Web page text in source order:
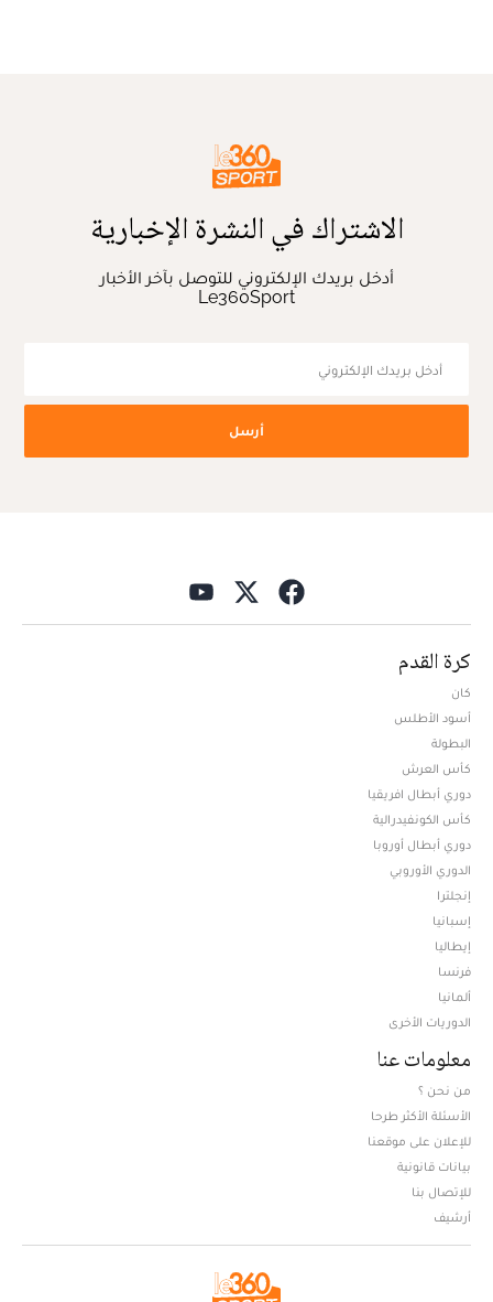
الاشتراك في النشرة الإخبارية
أدخل بريدك الإلكتروني للتوصل بآخر الأخبار
Le360Sport
أرسل
كرة القدم
كان
أسود الأطلس
البطولة
كأس العرش
دوري أبطال افريقيا
كأس الكونفيدرالية
دوري أبطال أوروبا
الدوري الأوروبي
إنجلترا
إسبانيا
إيطاليا
فرنسا
ألمانيا
الدوريات الأخرى
معلومات عنا
من نحن ؟
الأسئلة الأكثر طرحا
للإعلان على موقعنا
بيانات قانونية
للإتصال بنا
أرشيف